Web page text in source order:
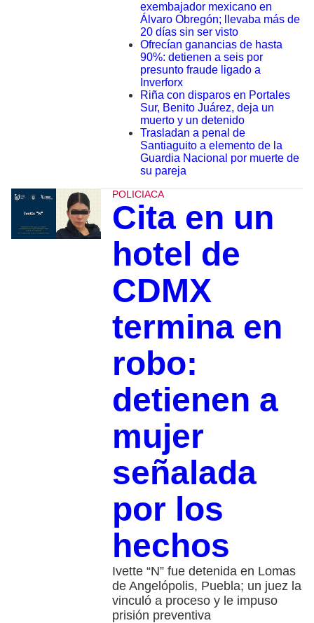
exembajador mexicano en
Álvaro Obregón; llevaba más de
20 días sin ser visto
Ofrecían ganancias de hasta
90%: detienen a seis por
presunto fraude ligado a
Inverforx
Riña con disparos en Portales
Sur, Benito Juárez, deja un
muerto y un detenido
Trasladan a penal de
Santiaguito a elemento de la
Guardia Nacional por muerte de
su pareja
POLICIACA
Cita en un
hotel de
CDMX
termina en
robo:
detienen a
mujer
señalada
por los
hechos
Ivette “N” fue detenida en Lomas
de Angelópolis, Puebla; un juez la
vinculó a proceso y le impuso
prisión preventiva